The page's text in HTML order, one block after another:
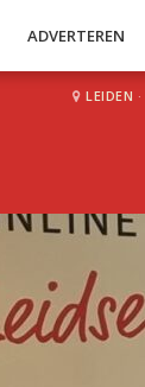
ADVERTEREN
LEIDEN ·